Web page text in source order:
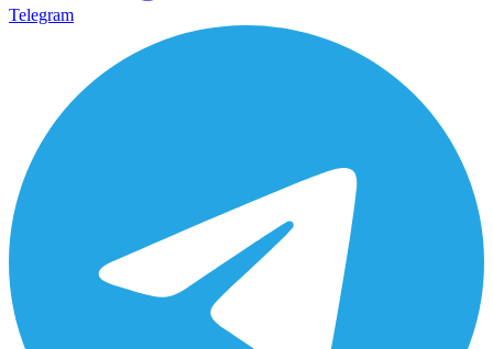
Telegram